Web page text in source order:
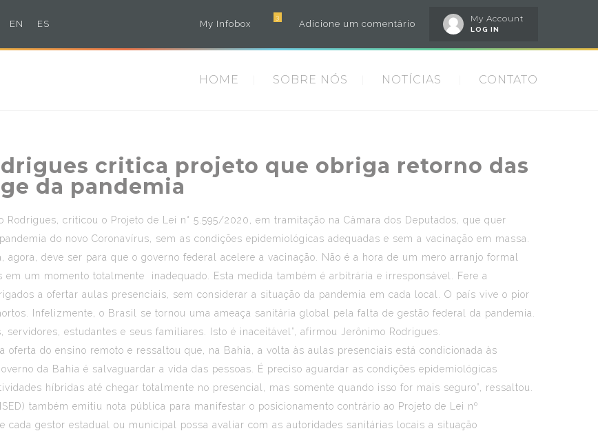
EN ES
My Account
LOG IN
Adicione um comentário
3
My Infobox
HOME SOBRE NÓS NOTÍCIAS CONTATO
critica projeto que obriga retorno das
da pandemia
Rodrigues, criticou o Projeto de Lei n° 5.595/2020, em tramitação na Câmara dos Deputados, que quer
do novo Coronavírus, sem as condições epidemiológicas adequadas e sem a vacinação em massa.
deve ser para que o governo federal acelere a vacinação. Não é a hora de um mero arranjo formal
um momento totalmente inadequado. Esta medida também é arbitrária e irresponsável. Fere a
a ofertar aulas presenciais, sem considerar a situação da pandemia em cada local. O país vive o pior
Infelizmente, o Brasil se tornou uma ameaça sanitária global pela falta de gestão federal da pandemia.
estudantes e seus familiares. Isto é inaceitável”, afirmou Jerônimo Rodrigues.
do ensino remoto e ressaltou que, na Bahia, a volta às aulas presenciais está condicionada às
da Bahia é salvaguardar a vida das pessoas. É preciso aguardar as condições epidemiológicas
híbridas até chegar totalmente no presencial, mas somente quando isso for mais seguro”, ressaltou.
também emitiu nota pública para manifestar o posicionamento contrário ao Projeto de Lei nº
cada gestor estadual ou municipal possa avaliar com as autoridades sanitárias locais a situação